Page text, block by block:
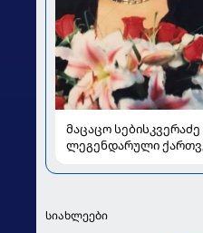
მაცაცო
ლეგენდარული
შესახებ
სიახლეები